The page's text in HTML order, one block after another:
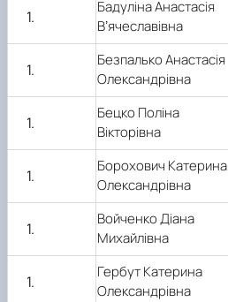
Бадуліна Анастасія
Вʼячеславівна
Безпалько Анастасія
Олександрівна
Бецко Поліна
Вікторівна
Борохович Катерина
Олександрівна
Войченко Діана
Михайлівна
Гербут Катерина
Олександрівна